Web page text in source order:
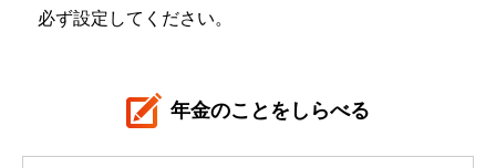
必ず設定してください。
年金のことをしらべる